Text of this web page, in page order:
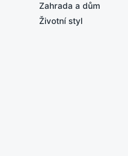
Zahrada a dům
Životní styl